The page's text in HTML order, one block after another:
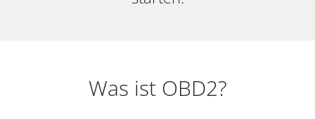
Was ist OBD2?